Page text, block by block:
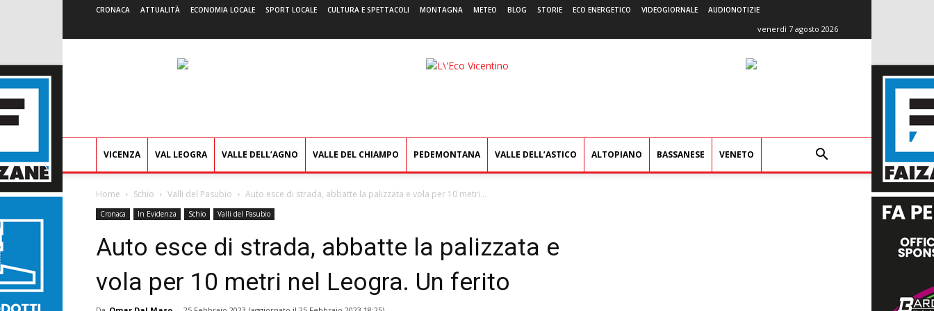
CRONACA ATTUALITÀ ECONOMIA LOCALE SPORT LOCALE CULTURA E SPETTACOLI MONTAGNA METEO BLOG STORIE ECO ENERGETICO VIDEOGIORNALE AUDIONOTIZIE
venerdì 7 agosto 2026
L'Eco
VICENZA VAL LEOGRA VALLE DELL’AGNO VALLE DEL CHIAMPO PEDEMONTANA VALLE DELL’ASTICO ALTOPIANO BASSANESE VENETO
Home Schio Valli del Pasubio Auto esce di strada, abbatte la palizzata e vola per 10 metri...
Cronaca In Evidenza Schio Valli del Pasubio
Auto esce di strada, abbatte la palizzata e
vola per 10 metri nel Leogra. Un ferito